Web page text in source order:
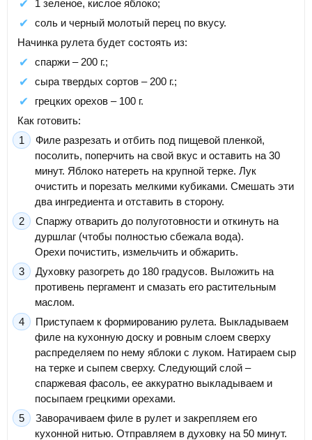
1 зеленое, кислое яблоко;
соль и черный молотый перец по вкусу.
Начинка рулета будет состоять из:
спаржи – 200 г.;
сыра твердых сортов – 200 г.;
грецких орехов – 100 г.
Как готовить:
Филе разрезать и отбить под пищевой пленкой,
посолить, поперчить на свой вкус и оставить на 30
минут. Яблоко натереть на крупной терке. Лук
очистить и порезать мелкими кубиками. Смешать эти
два ингредиента и отставить в сторону.
Спаржу отварить до полуготовности и откинуть на
дуршлаг (чтобы полностью сбежала вода).
Орехи почистить, измельчить и обжарить.
Духовку разогреть до 180 градусов. Выложить на
противень пергамент и смазать его растительным
маслом.
Приступаем к формированию рулета. Выкладываем
филе на кухонную доску и ровным слоем сверху
распределяем по нему яблоки с луком. Натираем сыр
на терке и сыпем сверху. Следующий слой –
спаржевая фасоль, ее аккуратно выкладываем и
посыпаем грецкими орехами.
Заворачиваем филе в рулет и закрепляем его
кухонной нитью. Отправляем в духовку на 50 минут.